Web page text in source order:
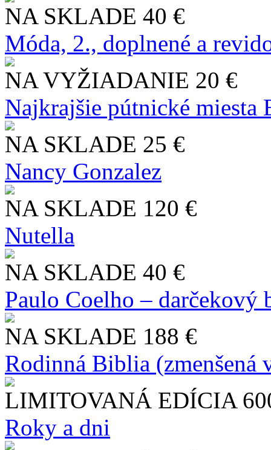
NA SKLADE 40 €
Móda, 2., doplnené a
NA VYŽIADANIE 20 €
Najkrajšie pútnické miesta
NA SKLADE 25 €
Nancy Gonzalez
NA SKLADE 120 €
Nutella
NA SKLADE 40 €
Paulo Coelho – darčekový
NA SKLADE 188 €
Rodinná Biblia (zmenšená
LIMITOVANÁ EDÍCIA
Roky a dni